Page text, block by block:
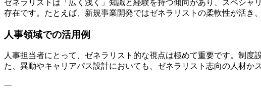
ゼネラリストは「広く浅く」知識と経験を持つ傾向があり、スペシ
存在です。たとえば、新規事業開発ではゼネラリストの柔軟性が活き
人事領域での活用例
人事担当者にとって、ゼネラリスト的な視点は極めて重要です。制
た、異動やキャリアパス設計においても、ゼネラリスト志向の人材か
---